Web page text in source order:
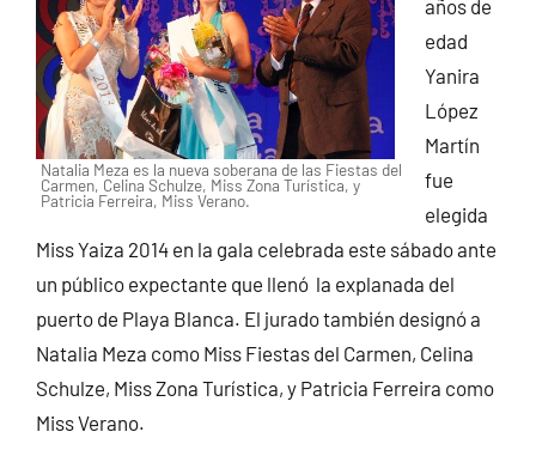
Natalia Meza es la nueva soberana de las Fiestas del
Carmen, Celina Schulze, Miss Zona Turística, y
Patricia Ferreira, Miss Verano.
años de
edad
Yanira
López
Martín
fue
elegida
Miss Yaiza 2014 en la gala celebrada este sábado ante
un público expectante que llenó la explanada del
puerto de Playa Blanca. El jurado también designó a
Natalia Meza como Miss Fiestas del Carmen, Celina
Schulze, Miss Zona Turística, y Patricia Ferreira como
Miss Verano.